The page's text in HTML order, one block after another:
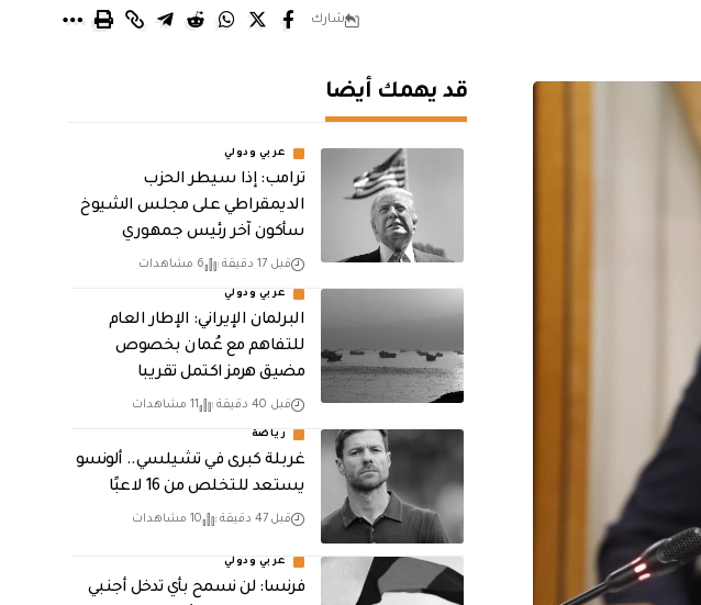
شارك
قد يهمك أيضا
عربي ودولي
ترامب: إذا سيطر الحزب
الديمقراطي على مجلس الشيوخ
سأكون آخر رئيس جمهوري
قبل 17 دقيقة 6 مشاهدات
عربي ودولي
البرلمان الإيراني: الإطار العام
للتفاهم مع عُمان بخصوص
مضيق هرمز اكتمل تقريبا
قبل 40 دقيقة 11 مشاهدات
رياضة
غربلة كبرى في تشيلسي.. ألونسو
يستعد للتخلص من 16 لاعبًا
قبل 47 دقيقة 10 مشاهدات
عربي ودولي
فرنسا: لن نسمح بأي تدخل أجنبي